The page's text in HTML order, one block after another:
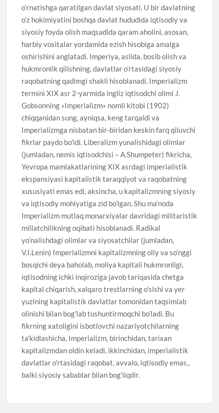
o’rnatishga qaratilgan davlat siyosati. U bir davlatning
o’z hokimiyatini boshqa davlat hududida iqtisodiy va
siyosiy foyda olish maqsadida qaram aholini, asosan,
harbiy vositalar yordamida ezish hisobiga amalga
oshirishini anglatadi. Imperiya, aslida, bosib olish va
hukmronlik qilishning, davlatlar o’rtasidagi siyosiy
raqobatning qadimgi shakli hisoblanadi. Imperializm
termini XIX asr 2-yarmida ingliz iqtisodchi olimi J.
Gobsonning «Imperializm» nomli kitobi (1902)
chiqqanidan sung, ayniqsa, keng tarqaldi va
Imperializmga nisbatan bir-biridan keskin farq qiluvchi
fikrlar paydo bo’ldi. Liberalizm yunalishidagi olimlar
(jumladan, nemis iqtisodchisi – A.Shumpeter) fikricha,
Yevropa mamlakatlarining XIX asrdagi imperialistik
ekspansiyasi kapitalistik taraqqiyot va raqobatning
xususiyati emas edi, aksincha, u kapitalizmning siyosiy
va iqtisodiy mohiyatiga zid bo’lgan. Shu ma‘noda
Imperializm mutlaq monarxiyalar davridagi militaristik
millatchilikning oqibati hisoblanadi. Radikal
yo’nalishdagi olimlar va siyosatchilar (jumladan,
V.I.Lenin) Imperializmni kapitalizmning oliy va so’nggi
bosqichi deya baholab, moliya kapitali hukmronligi,
iqtisodning ichki inqiroziga javob tariqasida chetga
kapital chiqarish, xalqaro trestlarning o’sishi va yer
yuzining kapitalistik davlatlar tomonidan taqsimlab
olinishi bilan bog’lab tushuntirmoqchi bo’ladi. Bu
fikrning xatoligini isbotlovchi nazariyotchilarning
ta‘kidlashicha, Imperializm, birinchidan, tarixan
kapitalizmdan oldin keladi, ikkinchidan, imperialistik
davlatlar o’rtasidagi raqobat, avvalo, iqtisodiy emas.,
balki siyosiy sabablar bilan bog’liqdir.